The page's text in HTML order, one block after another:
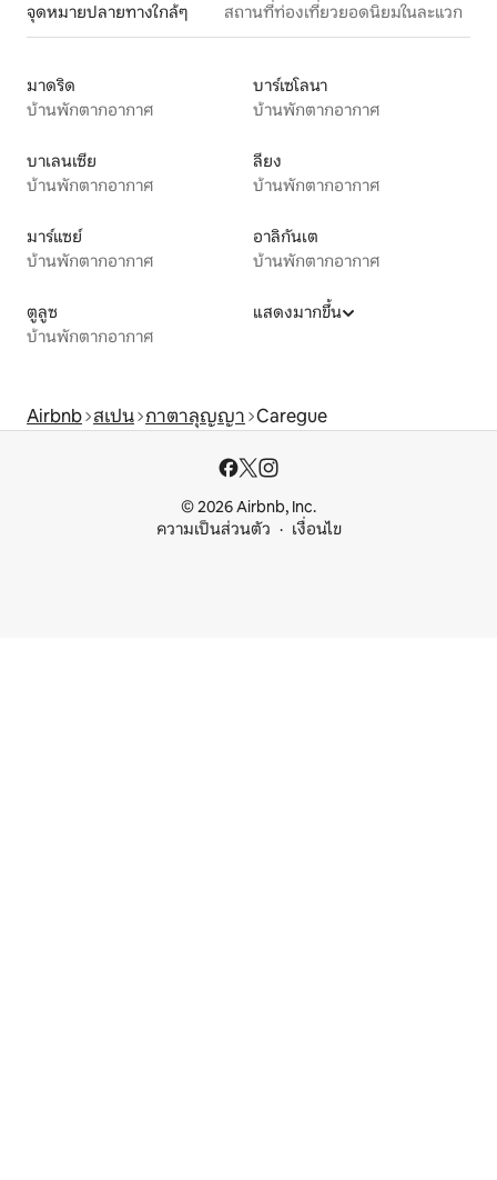
จุดหมายปลายทางใกล้ๆ สถานที่ท่องเที่ยวยอดนิยมในละแวก
มาดริด
บ้านพักตากอากาศ
บาร์เซโลนา
บ้านพักตากอากาศ
บาเลนเซีย
บ้านพักตากอากาศ
ลียง
บ้านพักตากอากาศ
มาร์แซย์
บ้านพักตากอากาศ
อาลิกันเต
บ้านพักตากอากาศ
ตูลูซ
บ้านพักตากอากาศ
แสดงมากขึ้น
Airbnb สเปน กาตาลุญญา Caregue
© 2026 Airbnb, Inc.
ความเป็นส่วนตัว
เงื่อนไข